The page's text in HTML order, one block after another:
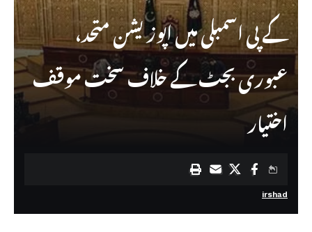
کے پی اسمبلی میں اپوزیشن متحد،
عبوری بجٹ کے خلاف سخت موقف
اختیار
irshad